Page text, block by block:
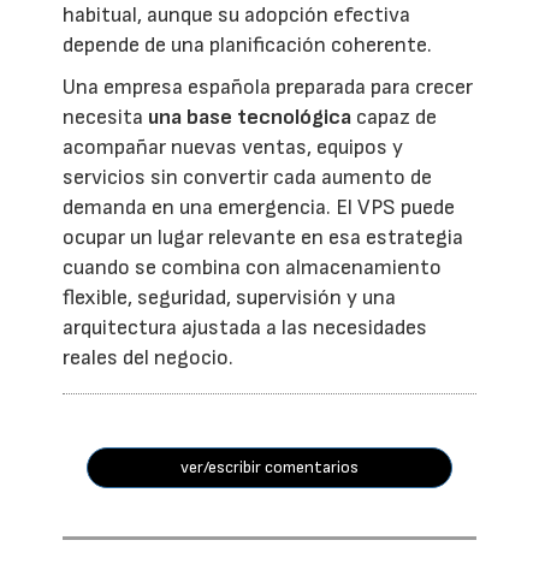
habitual, aunque su adopción efectiva
depende de una planificación coherente.
Una empresa española preparada para crecer
necesita una base tecnológica capaz de
acompañar nuevas ventas, equipos y
servicios sin convertir cada aumento de
demanda en una emergencia. El VPS puede
ocupar un lugar relevante en esa estrategia
cuando se combina con almacenamiento
flexible, seguridad, supervisión y una
arquitectura ajustada a las necesidades
reales del negocio.
ver/escribir comentarios